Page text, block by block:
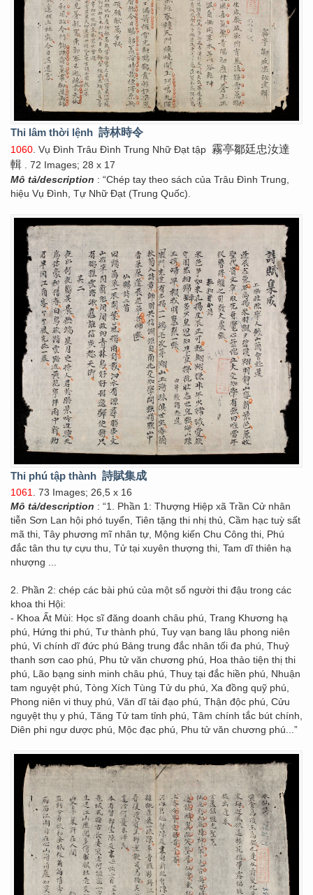
Thi lâm thời lệnh 詩林時令
1060 . Vụ Đình Trâu Đình Trung Nhữ Đạt tập 霧亭鄒廷忠汝達
輯 . 72 Images; 28 x 17
Mô tả/description : “Chép tay theo sách của Trâu Đình Trung,
hiệu Vụ Đình, Tự Nhữ Đạt (Trung Quốc).
Thi phú tập thành 詩賦集成
1061
. 73 Images; 26,5 x 16
Mô tả/description : “1. Phần 1: Thượng Hiệp xã Trần Cử nhân
tiễn Sơn Lan hội phó tuyển, Tiên tặng thi nhị thủ, Cầm hạc tuỳ sất
mã thi, Tây phương mĩ nhân tự, Mộng kiến Chu Công thi, Phú
đắc tân thu tự cựu thu, Tử tại xuyên thượng thi, Tam dĩ thiên hạ
nhượng ...
2. Phần 2: chép các bài phú của một số người thi đậu trong các
khoa thi Hội:
- Khoa Ất Mùi: Học sĩ đăng doanh châu phú, Trang Khương hạ
phú, Hứng thi phú, Tư thành phú, Tuy vạn bang lâu phong niên
phú, Vi chính dĩ đức phú Bảng trung đắc nhân tối đa phú, Thuỷ
thanh sơn cao phú, Phu tử văn chương phú, Hoa thảo tiện thị thi
phú, Lão bạng sinh minh châu phú, Thuỵ tại đắc hiền phú, Nhuận
tam nguyệt phú, Tòng Xích Tùng Tử du phú, Xa đồng quỹ phú,
Phong niên vi thuỵ phú, Văn dĩ tải đạo phú, Thận độc phú, Cửu
nguyệt thụ y phú, Tăng Tử tam tỉnh phú, Tâm chính tắc bút chính,
Diên phi ngư dược phú, Mộc đạc phú, Phu tử văn chương phú...”